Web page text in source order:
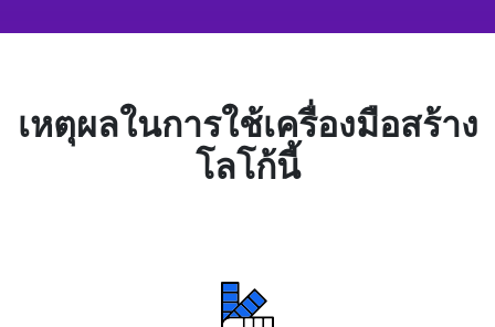
เหตุผลในการใช้เครื่องมือสร้าง
โลโก้นี้